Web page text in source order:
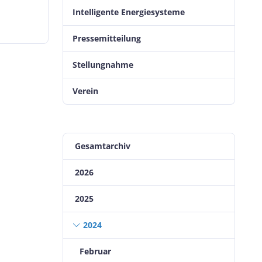
Intelligente Energiesysteme
Pressemitteilung
Stellungnahme
Verein
Gesamtarchiv
2026
2025
2024
Februar